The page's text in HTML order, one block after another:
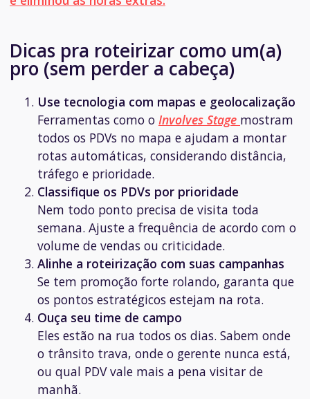
Dicas pra roteirizar como um(a)
pro (sem perder a cabeça)
Use tecnologia com mapas e geolocalização
Ferramentas como o Involves Stage mostram
todos os PDVs no mapa e ajudam a montar
rotas automáticas, considerando distância,
tráfego e prioridade.
Classifique os PDVs por prioridade
Nem todo ponto precisa de visita toda
semana. Ajuste a frequência de acordo com o
volume de vendas ou criticidade.
Alinhe a roteirização com suas campanhas
Se tem promoção forte rolando, garanta que
os pontos estratégicos estejam na rota.
Ouça seu time de campo
Eles estão na rua todos os dias. Sabem onde
o trânsito trava, onde o gerente nunca está,
ou qual PDV vale mais a pena visitar de
manhã.